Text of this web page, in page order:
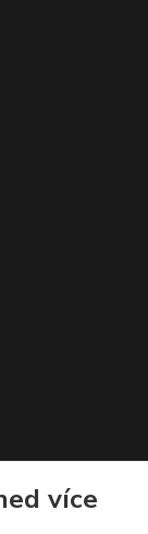
více